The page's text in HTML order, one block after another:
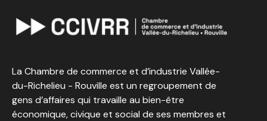
La Chambre de commerce et d’industrie Vallée-
du-Richelieu - Rouville est un regroupement de
gens d’affaires qui travaille au bien-être
économique, civique et social de ses membres et